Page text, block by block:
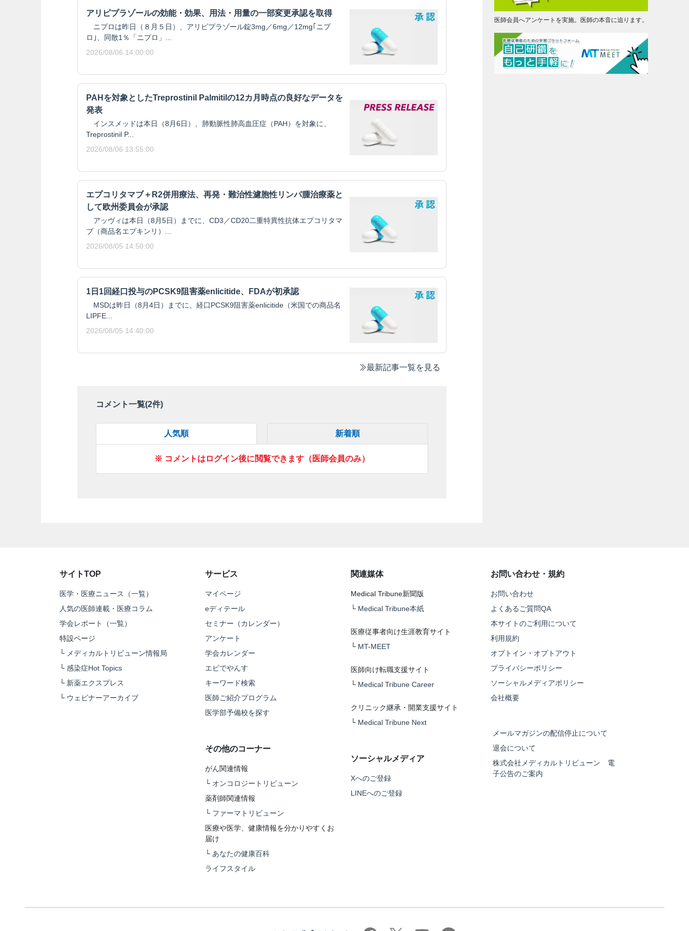
アリピプラゾールの効能・効果、用法・用量の一部変更承認を取得
ニプロは昨日（８月５日）、アリピプラゾール錠3mg／6mg／12mg｢ニプ
ロ｣、同散1％「ニプロ」...
2026/08/06 14:00:00
PAHを対象としたTreprostinil Palmitilの12カ月時点の良好なデータを
発表
インスメッドは本日（8月6日）、肺動脈性肺高血圧症（PAH）を対象に、
Treprostinil P...
2026/08/06 13:55:00
エプコリタマブ＋R2併用療法、再発・難治性濾胞性リンパ腫治療薬と
して欧州委員会が承認
アッヴィは本日（8月5日）までに、CD3／CD20二重特異性抗体エプコリタマ
ブ（商品名エプキンリ）...
2026/08/05 14:50:00
1日1回経口投与のPCSK9阻害薬enlicitide、FDAが初承認
MSDは昨日（8月4日）までに、経口PCSK9阻害薬enlicitide（米国での商品名
LIPFE...
2026/08/05 14:40:00
最新記事一覧を見る
コメント一覧(2件)
人気順 新着順
※ コメントはログイン後に閲覧できます（医師会員のみ）
医師会員へアンケートを実施。医師の本音に迫ります。
サイトTOP
医学・医療ニュース（一覧）
人気の医師連載・医療コラム
学会レポート（一覧）
特設ページ
└ メディカルトリビューン情報局
└ 感染症Hot Topics
└ 新薬エクスプレス
└ ウェビナーアーカイブ
サービス
マイページ
eディテール
セミナー（カレンダー）
アンケート
学会カレンダー
エビでやんす
キーワード検索
医師ご紹介プログラム
医学部予備校を探す
その他のコーナー
がん関連情報
└ オンコロジートリビューン
薬剤師関連情報
└ ファーマトリビューン
医療や医学、健康情報を分かりやすくお
届け
└ あなたの健康百科
ライフスタイル
関連媒体
Medical Tribune新聞版
└ Medical Tribune本紙
医療従事者向け生涯教育サイト
└ MT-MEET
医師向け転職支援サイト
└ Medical Tribune Career
クリニック継承・開業支援サイト
└ Medical Tribune Next
ソーシャルメディア
Xへのご登録
LINEへのご登録
お問い合わせ・規約
お問い合わせ
よくあるご質問QA
本サイトのご利用について
利用規約
オプトイン・オプトアウト
プライバシーポリシー
ソーシャルメディアポリシー
会社概要
メールマガジンの配信停止について
退会について
株式会社メディカルトリビューン 電
子公告のご案内